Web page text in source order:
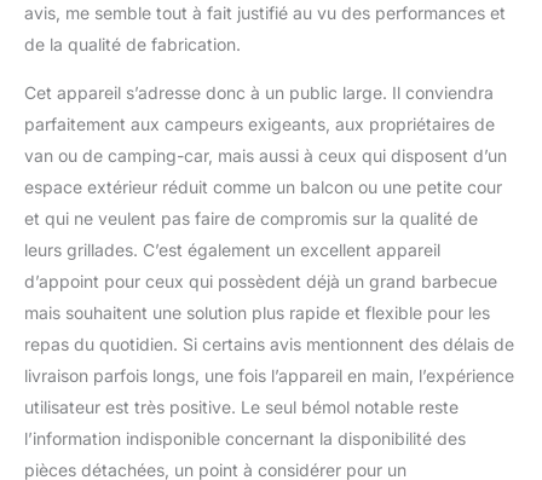
avis, me semble tout à fait justifié au vu des performances et
de la qualité de fabrication.
Cet appareil s’adresse donc à un public large. Il conviendra
parfaitement aux campeurs exigeants, aux propriétaires de
van ou de camping-car, mais aussi à ceux qui disposent d’un
espace extérieur réduit comme un balcon ou une petite cour
et qui ne veulent pas faire de compromis sur la qualité de
leurs grillades. C’est également un excellent appareil
d’appoint pour ceux qui possèdent déjà un grand barbecue
mais souhaitent une solution plus rapide et flexible pour les
repas du quotidien. Si certains avis mentionnent des délais de
livraison parfois longs, une fois l’appareil en main, l’expérience
utilisateur est très positive. Le seul bémol notable reste
l’information indisponible concernant la disponibilité des
pièces détachées, un point à considérer pour un